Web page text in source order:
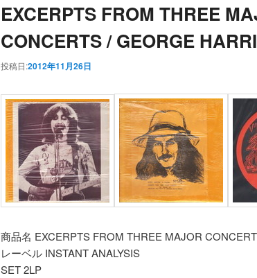
EXCERPTS FROM THREE
CONCERTS / GEORGE
投稿日:2012年11月26日
商品名 EXCERPTS FROM THREE MAJOR
レーベル INSTANT ANALYSIS
SET 2LP